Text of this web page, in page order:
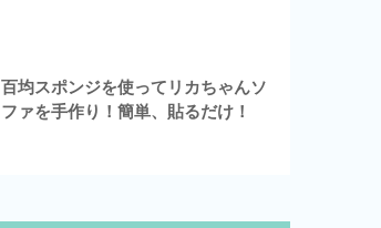
百均スポンジを使ってリカちゃんソ
ファを手作り！簡単、貼るだけ！